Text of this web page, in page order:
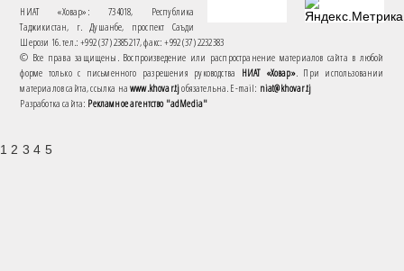
НИАТ «Ховар»: 734018, Республика
Таджикистан, г. Душанбе, проспект Саъди
Шерози 16. тел.: +992 (37) 2385217, факс: +992 (37) 2232383
© Все права защищены. Воспроизведение или распространение материалов сайта в любой
форме только с письменного разрешения руководства НИАТ «Ховар». При использовании
материалов сайта, ссылка наwww.khovar.tjобязательна. E-mail: niat@khovar.tj
Разработка сайта: Рекламное агентство "adMedia"
1 2 3 4 5